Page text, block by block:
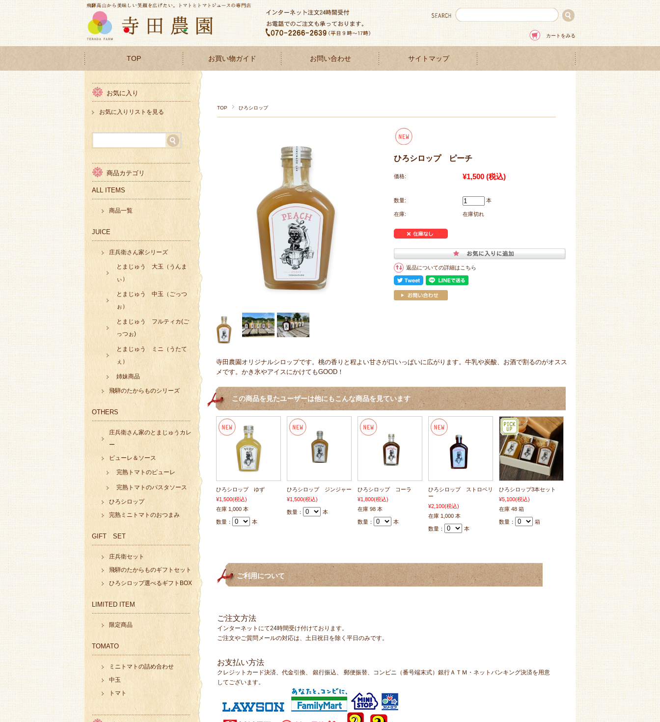
カートをみる
TOP お買い物ガイド お問い合わせ サイトマップ
TOP ひろシロップ
ひろシロップ ピーチ
価格: ¥1,500 (税込)
数量: 本
在庫: 在庫切れ
返品についての詳細はこちら
寺田農園オリジナルシロップです。桃の香りと程よい甘さが口いっぱいに広がります。牛乳や炭酸、お酒で割るのがオスス
メです。かき氷やアイスにかけてもGOOD！
この商品を見たユーザーは他にもこんな商品を見ています
ひろシロップ ゆず
¥1,500(税込)
在庫 1,000 本
数量： 本
ひろシロップ ジンジャー
¥1,500(税込)
数量： 本
ひろシロップ コーラ
¥1,800(税込)
在庫 98 本
数量： 本
ひろシロップ ストロベリ
ー
¥2,100(税込)
在庫 1,000 本
数量： 本
ひろシロップ3本セット
¥5,100(税込)
在庫 48 箱
数量： 箱
ご利用について
ご注文方法
インターネットにて24時間受け付けております。
ご注文やご質問メールの対応は、土日祝日を除く平日のみです。
お支払い方法
クレジットカード決済、代金引換、 銀行振込、 郵便振替、コンビニ（番号端末式）銀行ＡＴＭ・ネットバンキング決済を用意
してございます。
お気に入り
お気に入りリストを見る
商品カテゴリ
ALL ITEMS
商品一覧
JUICE
庄兵衛さん家シリーズ
とまじゅう 大玉（うんま
ぃ）
とまじゅう 中玉（ごっつ
ぉ）
とまじゅう フルティカ(ご
っつぉ)
とまじゅう ミニ（うたて
ぇ）
姉妹商品
飛騨のたからものシリーズ
OTHERS
庄兵衛さん家のとまじゅうカレ
ー
ピューレ＆ソース
完熟トマトのピューレ
完熟トマトのパスタソース
ひろシロップ
完熟ミニトマトのおつまみ
GIFT SET
庄兵衛セット
飛騨のたからものギフトセット
ひろシロップ選べるギフトBOX
LIMITED ITEM
限定商品
TOMATO
ミニトマトの詰め合わせ
中玉
トマト